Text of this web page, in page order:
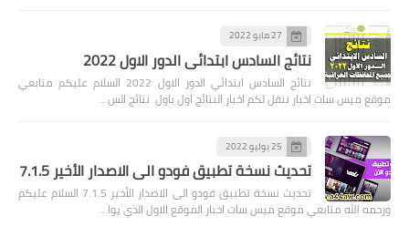
27 مايو 2022
نتائج السادس ابتدائي الدور الاول 2022
نتائج السادس ابتدائي الدور الاول 2022 السلام عليكم متابعي
موقع ميس سات اخبار ننقل لكم اخبار النتائج اول باول نتائج الس…
25 يوليو 2022
تحديث نسخة تطبيق فودو الى الاصدار الأخير 7.1.5
تحديث نسخة تطبيق فودو الى الاصدار الأخير 7.1.5 السلام عليكم
ورحمه الله متابعي موقع ميس سات اخبار الموقع الاول الذي يوا…